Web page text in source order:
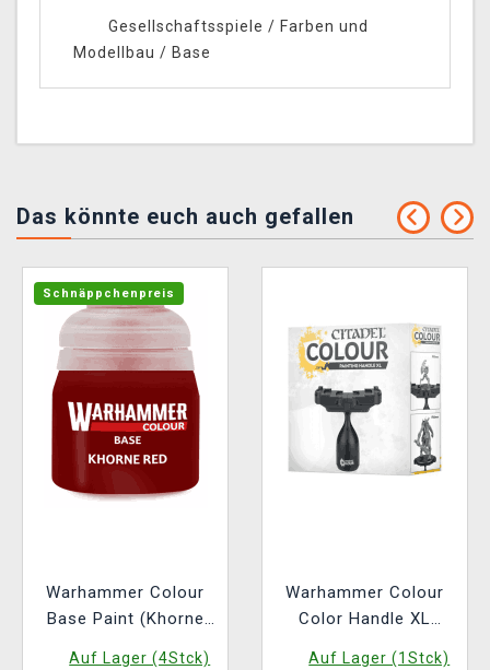
Gesellschaftsspiele / Farben und
Modellbau / Base
Das könnte euch auch gefallen
Schnäppchenpreis
Warhammer Colour
Base Paint (Khorne
Auf Lager (4Stck)
Warhammer Colour
Color Handle XL
Auf Lager (1Stck)